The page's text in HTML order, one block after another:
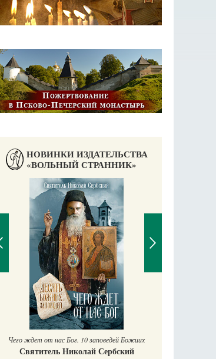
НОВИНКИ ИЗДАТЕЛЬСТВА
«ВОЛЬНЫЙ СТРАННИК»
Чего ждет от нас Бог. 10 заповедей Божиих
Святитель Николай Сербский